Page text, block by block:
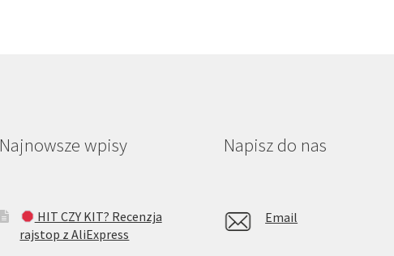
Najnowsze wpisy
HIT CZY KIT? Recenzja
rajstop z AliExpress
Napisz do nas
Email